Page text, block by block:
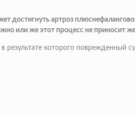
достигнуть артроз
или же этот процесс не приносит
результате которого поврежденный